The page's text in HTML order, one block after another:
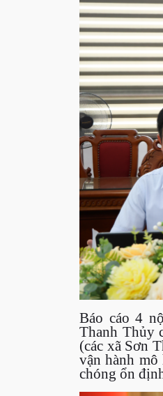
Báo cáo 4
Thanh Thủy
(các xã Sơn
vận hành
chóng ổn